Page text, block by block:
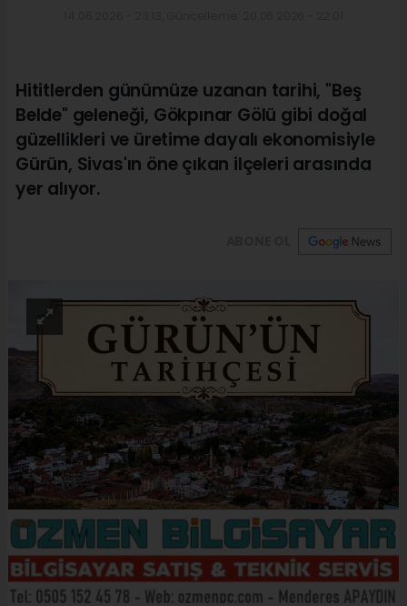
Hititlerden günümüze uzanan tarihi, "Beş
Belde" geleneği, Gökpınar Gölü gibi doğal
güzellikleri ve üretime dayalı ekonomisiyle
Gürün, Sivas'ın öne çıkan ilçeleri arasında
yer alıyor.